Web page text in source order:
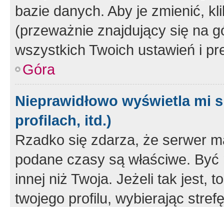
bazie danych. Aby je zmienić,
(przeważnie znajdujący się na
wszystkich Twoich ustawień i
Góra
Nieprawidłowo wyświetla mi
profilach, itd.)
Rzadko się zdarza, że serwer
podane czasy są właściwe.
innej niż Twoja. Jeżeli tak jest,
twojego profilu, wybierając